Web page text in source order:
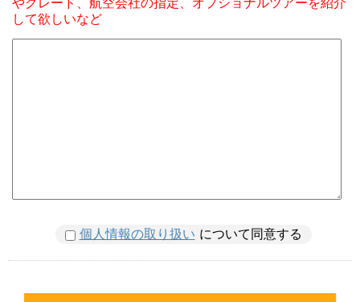
やグレード、航空会社の指定、オプショナルツアーを紹介
して欲しいなど
個人情報の取り扱い について同意する